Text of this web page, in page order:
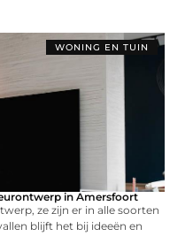
WONING EN TUIN
in Amersfoort
ze zijn er in alle soorten
blijft het bij ideeën en